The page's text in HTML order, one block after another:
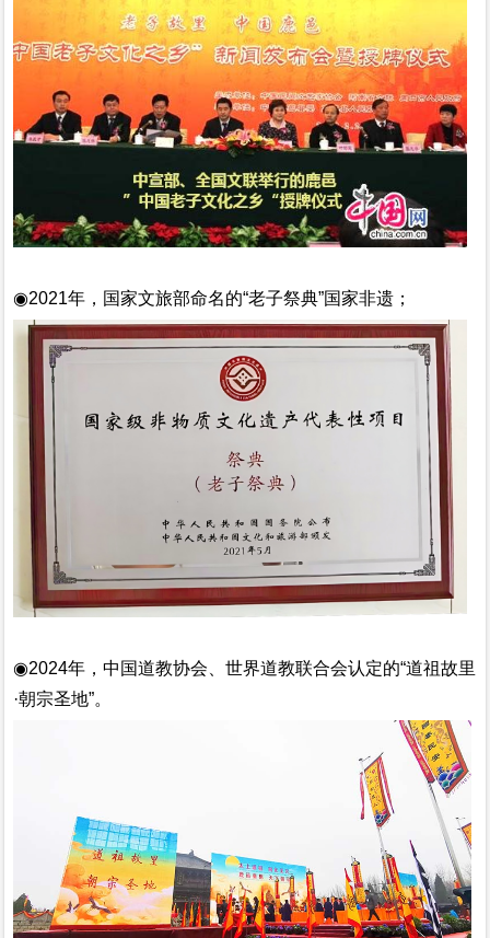
◉2021年，国家文旅部命名的“老子祭典”国家非遗；
◉2024年，中国道教协会、世界道教联合会认定的“道祖故里
·朝宗圣地”。